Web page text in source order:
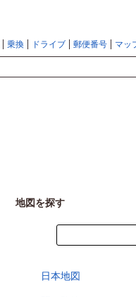
乗換 ドライブ 郵便番号 マッ
地図を探す
日本地図